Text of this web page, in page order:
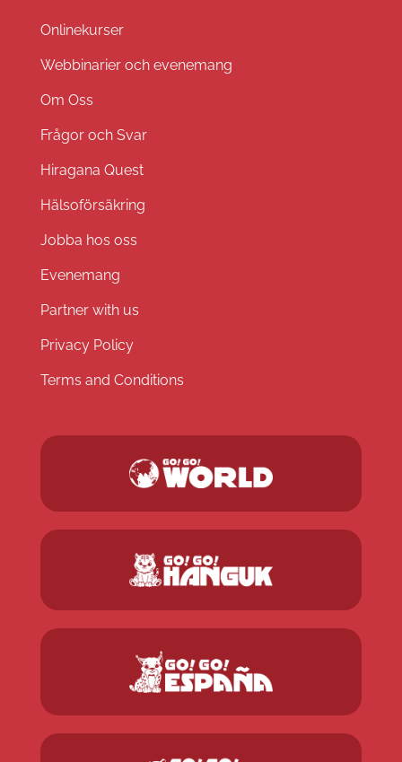
Onlinekurser
Webbinarier och evenemang
Om Oss
Frågor och Svar
Hiragana Quest
Hälsoförsäkring
Jobba hos oss
Evenemang
Partner with us
Privacy Policy
Terms and Conditions